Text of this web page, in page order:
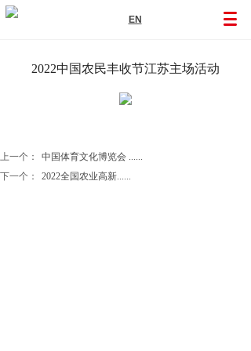
2022中国农民丰收节江苏主场活动
上一个：
中国体育文化博览会 ......
下一个：
2022全国农业高新......
EN